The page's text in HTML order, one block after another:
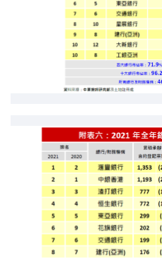
網上申請按揭轉介
條款及細則
本網頁所提供資料僅作參考用途。
若因錯漏而引致任何不便或損失，中原
本網站採用無障礙網頁設計，如有任何
2889 2886 / cmb@mail.centanet.com
| 網上搵樓 |
中原工商舖
© 2026 中原按揭經紀有限公司